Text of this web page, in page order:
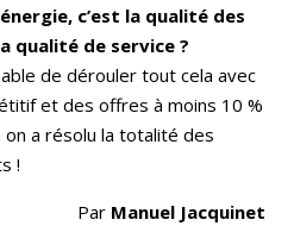
c’est la qualité des
qualité de service ?
de dérouler tout cela avec
et des offres à moins 10 %
a résolu la totalité des
!
Par Manuel Jacquinet